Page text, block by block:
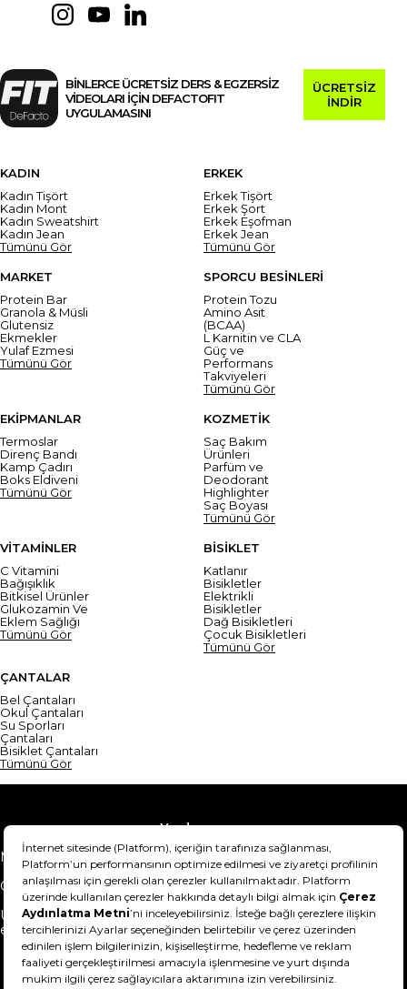
BİNLERCE ÜCRETSİZ DERS & EGZERSİZ
VİDEOLARI İÇİN DEFACTOFIT
UYGULAMASINI
ÜCRETSİZ
İNDİR
KADIN
Kadın Tişört
Kadın Mont
Kadın Sweatshirt
Kadın Jean
Tümünü Gör
ERKEK
Erkek Tişört
Erkek Şort
Erkek Eşofman
Erkek Jean
Tümünü Gör
MARKET
Protein Bar
Granola & Müsli
Glutensiz
Ekmekler
Yulaf Ezmesi
Tümünü Gör
SPORCU BESİNLERİ
Protein Tozu
Amino Asit
(BCAA)
L Karnitin ve CLA
Güç ve
Performans
Takviyeleri
Tümünü Gör
EKİPMANLAR
Termoslar
Direnç Bandı
Kamp Çadırı
Boks Eldiveni
Tümünü Gör
KOZMETİK
Saç Bakım
Ürünleri
Parfüm ve
Deodorant
Highlighter
Saç Boyası
Tümünü Gör
VİTAMİNLER
C Vitamini
Bağışıklık
Bitkisel Ürünler
Glukozamin Ve
Eklem Sağlığı
Tümünü Gör
BİSİKLET
Katlanır
Bisikletler
Elektrikli
Bisikletler
Dağ Bisikletleri
Çocuk Bisikletleri
Tümünü Gör
ÇANTALAR
Bel Çantaları
Okul Çantaları
Su Sporları
Çantaları
Bisiklet Çantaları
Tümünü Gör
Yardım
Mesafeli Satış Sözleşmesi
Teslimat Bilgisi
Gizlilik Sözleşmesi
Şartlar & Koşullar
Ürünümü nasıl iade
edebilirim?
Hakkımızda